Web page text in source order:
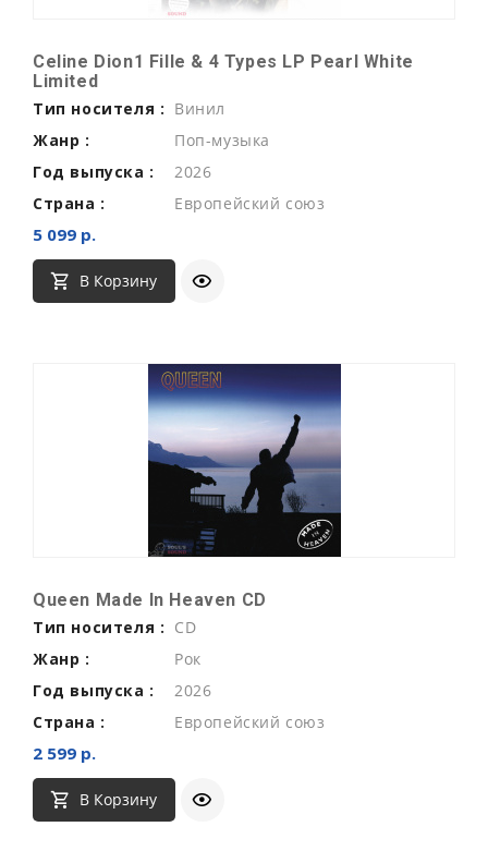
Celine Dion1 Fille & 4 Types LP Pearl White
Limited
Тип носителя : Винил
Жанр :
Поп-музыка
Год выпуска :
2026
Страна :
Европейский союз
5 099 р.
В Корзину
Queen Made In Heaven CD
Тип носителя : CD
Жанр :
Рок
Год выпуска :
2026
Страна :
Европейский союз
2 599 р.
В Корзину